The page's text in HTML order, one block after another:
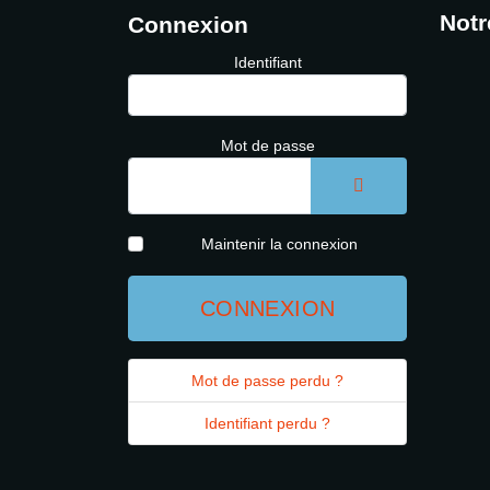
Connexion
Identifiant
Mot de passe
AFFICHER LE
Maintenir la connexion
CONNEXION
Mot de passe perdu ?
Identifiant perdu ?